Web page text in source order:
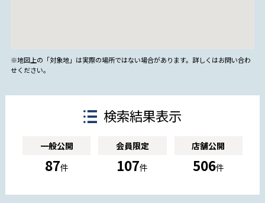
※地図上の「対象地」は実際の場所ではない場合があります。詳しくはお問い合わ
せください。
検索結果表示
一般公開
87件
会員限定
107件
店舗公開
506件